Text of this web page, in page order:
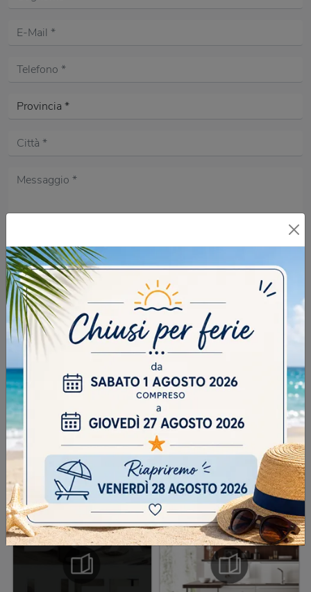
SFOGLIA I NOSTRI CATALOGHI
Acconsento all'informativa sullaPrivacy Policy
DOMANDA DI SICUREZZA
Scrivere la parola "Fragole" al singolare
INVIA